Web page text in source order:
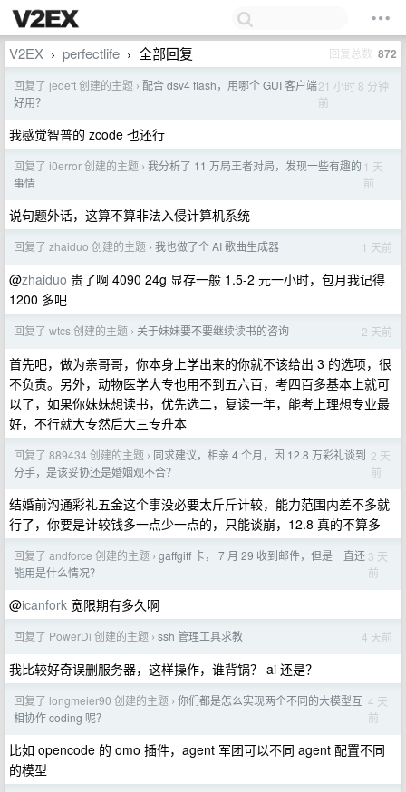
V2EX › perfectlife › 全部回复 回复总数 872
回复了 jedeft 创建的主题 › 配合 dsv4 flash，用哪个 GUI 客户端
好用？
21 小时 8 分钟
前
我感觉智普的 zcode 也还行
回复了 i0error 创建的主题 › 我分析了 11 万局王者对局，发现一些有趣的
事情
1 天
前
说句题外话，这算不算非法入侵计算机系统
回复了 zhaiduo 创建的主题 › 我也做了个 AI 歌曲生成器 1 天前
@zhaiduo 贵了啊 4090 24g 显存一般 1.5-2 元一小时，包月我记得
1200 多吧
回复了 wtcs 创建的主题 › 关于妹妹要不要继续读书的咨询 2 天前
首先吧，做为亲哥哥，你本身上学出来的你就不该给出 3 的选项，很
不负责。另外，动物医学大专也用不到五六百，考四百多基本上就可
以了，如果你妹妹想读书，优先选二，复读一年，能考上理想专业最
好，不行就大专然后大三专升本
回复了 889434 创建的主题 › 同求建议，相亲 4 个月，因 12.8 万彩礼谈到
分手，是该妥协还是婚姻观不合？
2 天
前
结婚前沟通彩礼五金这个事没必要太斤斤计较，能力范围内差不多就
行了，你要是计较钱多一点少一点的，只能谈崩，12.8 真的不算多
回复了 andforce 创建的主题 › gaffgiff 卡， 7 月 29 收到邮件，但是一直还
能用是什么情况？
3 天
前
@icanfork 宽限期有多久啊
回复了 PowerDi 创建的主题 › ssh 管理工具求教 4 天前
我比较好奇误删服务器，这样操作，谁背锅？ ai 还是？
回复了 longmeier90 创建的主题 › 你们都是怎么实现两个不同的大模型互
相协作 coding 呢？
4 天
前
比如 opencode 的 omo 插件，agent 军团可以不同 agent 配置不同
的模型